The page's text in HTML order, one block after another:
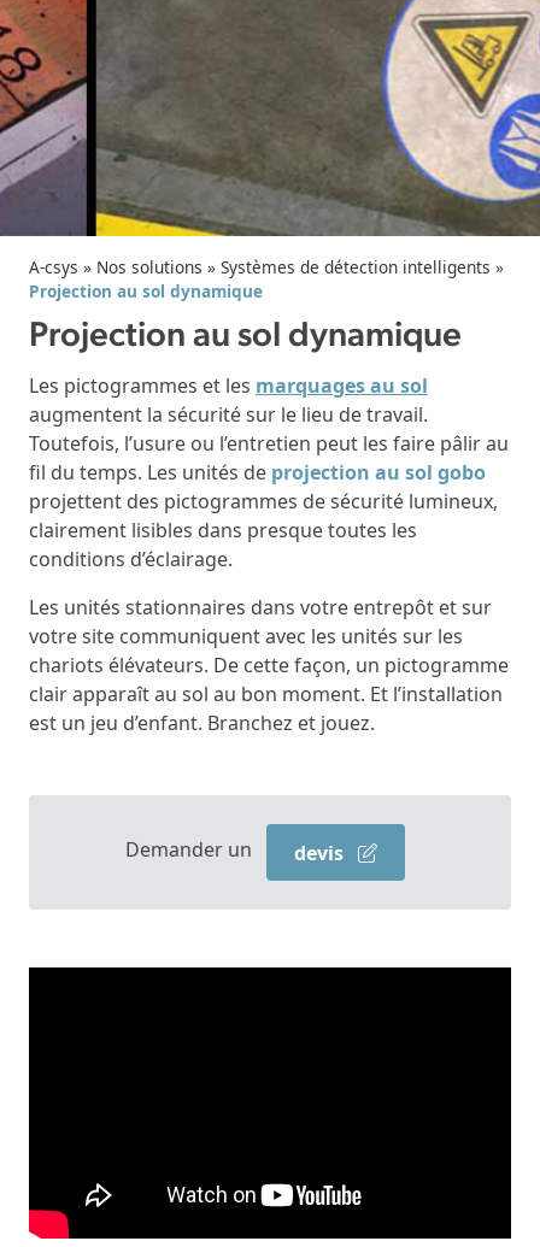
A-csys » Nos solutions » Systèmes de détection intelligents »
Projection au sol dynamique
Projection au sol dynamique
Les pictogrammes et les marquages au sol
augmentent la sécurité sur le lieu de travail.
Toutefois, l’usure ou l’entretien peut les faire pâlir au
fil du temps. Les unités de projection au sol gobo
projettent des pictogrammes de sécurité lumineux,
clairement lisibles dans presque toutes les
conditions d’éclairage.
Les unités stationnaires dans votre entrepôt et sur
votre site communiquent avec les unités sur les
chariots élévateurs. De cette façon, un pictogramme
clair apparaît au sol au bon moment. Et l’installation
est un jeu d’enfant. Branchez et jouez.
Demander un devis